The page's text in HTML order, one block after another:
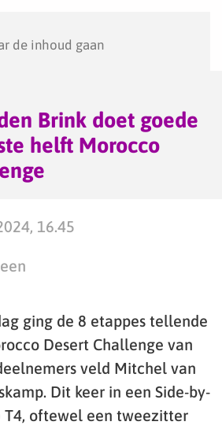
de inhoud gaan
Brink doet goede
helft Morocco
16.45
ging de 8 etappes tellende
Desert Challenge van
veld Mitchel van
Dit keer in een Side-by-
T4, oftewel een tweezitter